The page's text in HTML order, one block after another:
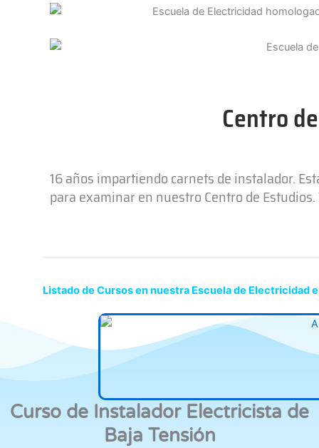
Centro
16 años impartiendo carnets de instalador.
para examinar en nuestro Centro de Estudios.
Listado de Cursos en nuestra Escuela de Electricidad
Curso de Instalador Electricista de
Baja Tensión